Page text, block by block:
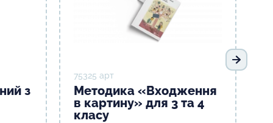
з
75325 арт
Методика «Входження
в картину» для 3 та 4
класу